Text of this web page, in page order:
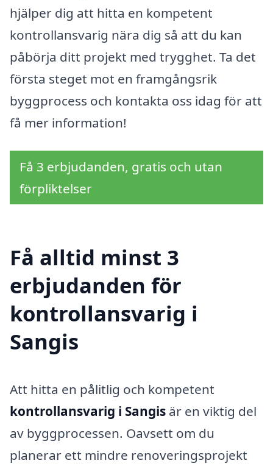
hjälper dig att hitta en kompetent
kontrollansvarig nära dig så att du kan
påbörja ditt projekt med trygghet. Ta det
första steget mot en framgångsrik
byggprocess och kontakta oss idag för att
få mer information!
Få 3 erbjudanden, gratis och utan
förpliktelser
Få alltid minst 3
erbjudanden för
kontrollansvarig i
Sangis
Att hitta en pålitlig och kompetent
kontrollansvarig i Sangis är en viktig del
av byggprocessen. Oavsett om du
planerar ett mindre renoveringsprojekt